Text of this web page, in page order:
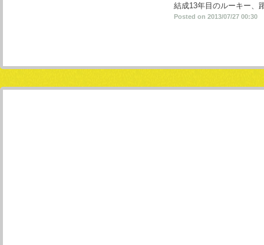
結成13年目のルーキー、
Posted on 2013/07/27 00:30